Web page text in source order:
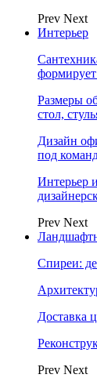
Prev Next
Интерьер
Размеры
стол,
Дизайн
под
Интерьер
Prev Next
Спиреи:
Доставка
Prev Next